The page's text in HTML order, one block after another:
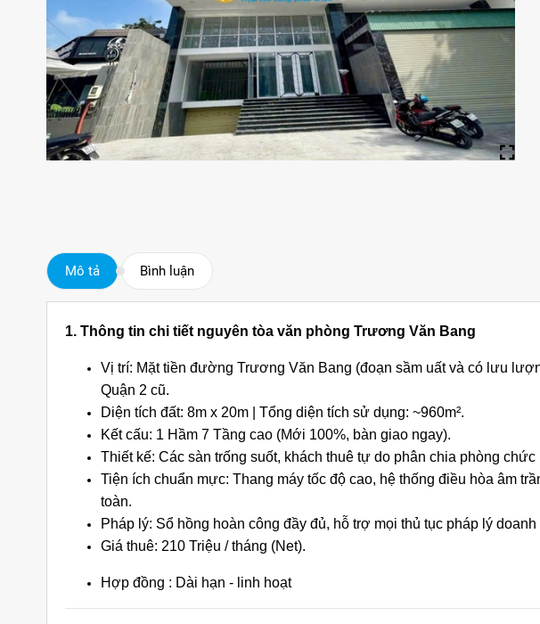
Mô tả Bình luận
1. Thông tin chi tiết nguyên tòa văn phòng Trương Văn Bang
Vị trí: Mặt tiền đường Trương Văn Bang (đoạn sầm uất và có lưu
Quận 2 cũ.
Diện tích đất: 8m x 20m | Tổng diện tích sử dụng: ~960m².
Kết cấu: 1 Hầm 7 Tầng cao (Mới 100%, bàn giao ngay).
Thiết kế: Các sàn trống suốt, khách thuê tự do phân chia phòng chức
Tiện ích chuẩn mực: Thang máy tốc độ cao, hệ thống điều hòa âm
toàn.
Pháp lý: Sổ hồng hoàn công đầy đủ, hỗ trợ mọi thủ tục pháp lý doanh
Giá thuê: 210 Triệu / tháng (Net).
Hợp đồng : Dài hạn - linh hoạt
Cho Thuê Nhà Khu Verosa
Khang Điền Full Nội Thất Giá
Siêu Rẻ
Viên